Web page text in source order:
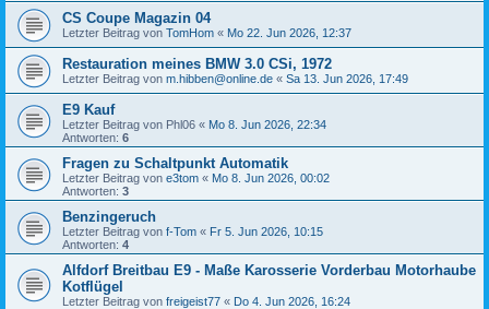
CS Coupe Magazin 04
Letzter Beitrag von TomHom « Mo 22. Jun 2026, 12:37
Restauration meines BMW 3.0 CSi, 1972
Letzter Beitrag von m.hibben@online.de « Sa 13. Jun 2026, 17:49
E9 Kauf
Letzter Beitrag von Phl06 « Mo 8. Jun 2026, 22:34
Antworten: 6
Fragen zu Schaltpunkt Automatik
Letzter Beitrag von e3tom « Mo 8. Jun 2026, 00:02
Antworten: 3
Benzingeruch
Letzter Beitrag von f-Tom « Fr 5. Jun 2026, 10:15
Antworten: 4
Alfdorf Breitbau E9 - Maße Karosserie Vorderbau Motorhaube
Kotflügel
Letzter Beitrag von freigeist77 « Do 4. Jun 2026, 16:24